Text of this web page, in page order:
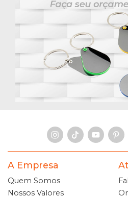
A Empresa
Quem Somos
Nossos Valores